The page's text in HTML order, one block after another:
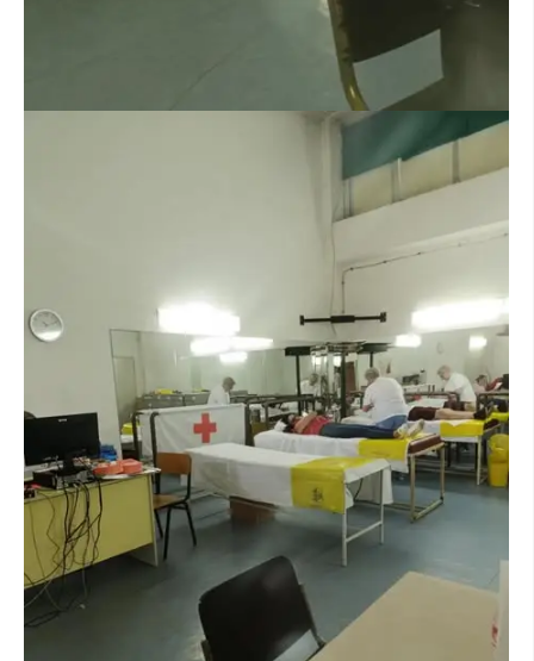
ЕДУКАТИВНО ИНФОРМАТИВНИ МАТЕРИЈАЛИ
ПОСТЕРИ
ПРЕЗЕНТАЦИИ